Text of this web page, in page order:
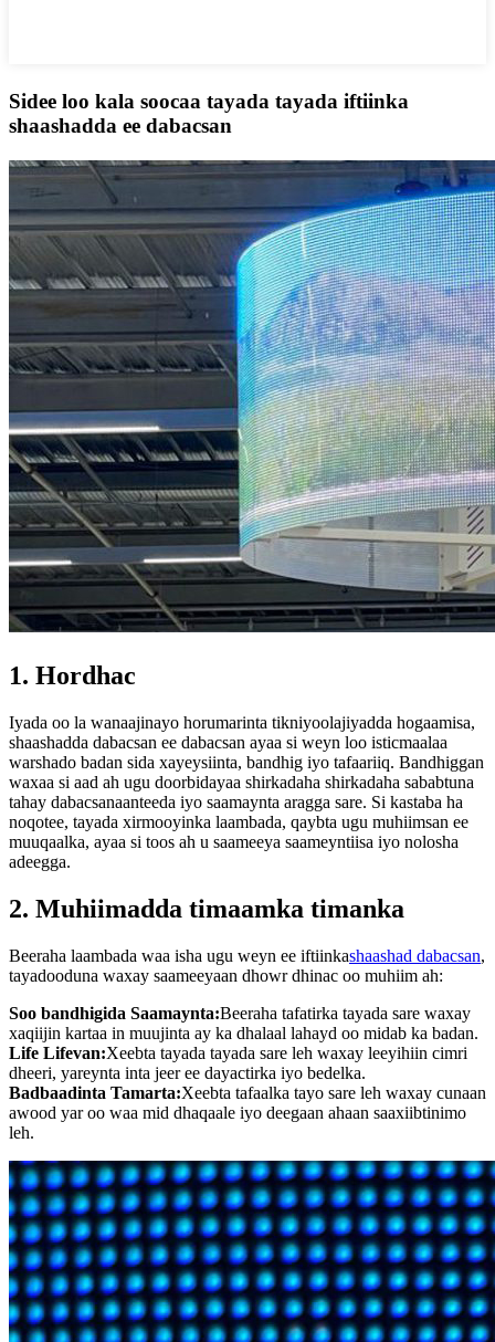
Sidee loo kala soocaa tayada tayada iftiinka
shaashadda ee dabacsan
1. Hordhac
Iyada oo la wanaajinayo horumarinta tikniyoolajiyadda hogaamisa,
shaashadda dabacsan ee dabacsan ayaa si weyn loo isticmaalaa
warshado badan sida xayeysiinta, bandhig iyo tafaariiq. Bandhiggan
waxaa si aad ah ugu doorbidayaa shirkadaha shirkadaha sababtuna
tahay dabacsanaanteeda iyo saamaynta aragga sare. Si kastaba ha
noqotee, tayada xirmooyinka laambada, qaybta ugu muhiimsan ee
muuqaalka, ayaa si toos ah u saameeya saameyntiisa iyo nolosha
adeegga.
2. Muhiimadda timaamka timanka
Beeraha laambada waa isha ugu weyn ee iftiinkashaashad dabacsan,
tayadooduna waxay saameeyaan dhowr dhinac oo muhiim ah:
Soo bandhigida Saamaynta:Beeraha tafatirka tayada sare waxay
xaqiijin kartaa in muujinta ay ka dhalaal lahayd oo midab ka badan.
Life Lifevan:Xeebta tayada tayada sare leh waxay leeyihiin cimri
dheeri, yareynta inta jeer ee dayactirka iyo bedelka.
Badbaadinta Tamarta:Xeebta tafaalka tayo sare leh waxay cunaan
awood yar oo waa mid dhaqaale iyo deegaan ahaan saaxiibtinimo
leh.